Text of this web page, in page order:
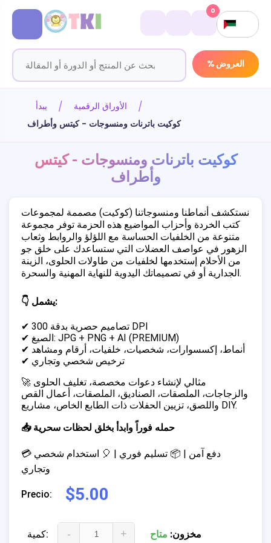
% العروض
0
يبدأ
الأوراق الرقمية
كوكيت باترنات ومنسوجات - كيتس وأطراف
كوكيت باترنات ومنسوجات - كيتس
وأطراف
نستكشف أنماطنا ومنسوجاتنا (كوكيت) مصممة لمجموعات
كتب الخردة وأحزاب المواضيع هذه الحزمة توفر مجموعة
متنوعة من الخلفيات الحساسة مع اللؤلؤ والروابط وثعاب
الزهور في عواصف العضلات التي ستساعدك على خلق جو
من الأحلام إستخدمها لخلفيات من طاولات الحلوى، الزينة
الجدارية أو في تصميماتك اليدوية للنهاية المهنية والسحرة.
👇 يشمل:
✔ تصاميم حصرية بدقة 300 DPI
✔ الصيغ: JPG + PNG + AI (PREMIUM)
✔ أنماط، إكسسوارات، شخصيات، خلفيات، أرقام ومشاهد
✔ ترخيص شخصي وتجاري
🚀 مثالي لإنشاء دعوات مخصصة، تغليف الحلوى
والزجاجات، الملصقات، الصناديق، الملصقات، أعمال القص
واللصق، تزيين الحفلات ذات الطابع الخاص، مشاريع DIY.
📥 حمله فوراً وابدأ بخلق لحظات سحرية
💳 دفع آمن | 📦 تسليم فوري | 🎈 استخدام شخصي
وتجاري
Precio: $5.00
كمية: - + مخزون: متاح